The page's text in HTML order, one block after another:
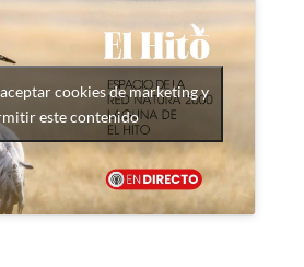
cookies de marketing y
este contenido